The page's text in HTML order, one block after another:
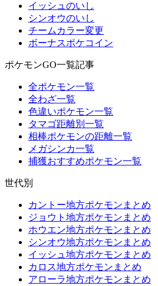
イッシュのいし
シンオウのいし
チームカラー変更
ボーナスポケコイン
ポケモンGO一覧記事
全ポケモン一覧
全わざ一覧
色違いポケモン一覧
タマゴ距離別一覧
相棒ポケモンの距離一覧
メガシンカ一覧
捕獲おすすめポケモン一覧
世代別
カントー地方ポケモンまとめ
ジョウト地方ポケモンまとめ
ホウエン地方ポケモンまとめ
シンオウ地方ポケモンまとめ
イッシュ地方ポケモンまとめ
カロス地方ポケモンまとめ
アローラ地方ポケモンまとめ